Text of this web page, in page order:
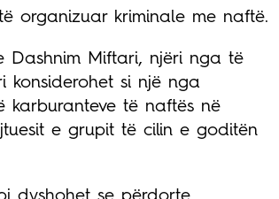
organizuar kriminale me naftë.
Dashnim Miftari, njëri nga të
konsiderohet si një nga
karburanteve të naftës në
e grupit të cilin e goditën